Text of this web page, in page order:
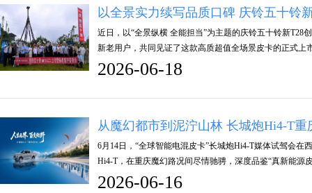
以全景实力续写品质口碑 庆铃五十铃
近日，以“全景纵横 全能担当”为主题的庆铃五十铃新T28
新老用户，共同见证了这款高质超值全场景皮卡的正式
2026-06-18
从魔幻都市到泥泞山林 长城炮Hi4-T
6月14日，“全球智能电混皮卡”长城炮Hi4-T媒体试驾会
Hi4-T，在重庆魔幻路况间尽情驰骋，深度品鉴“真新能
2026-06-16